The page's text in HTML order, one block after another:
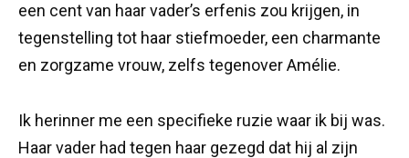
een cent van haar vader’s erfenis zou krijgen, in
tegenstelling tot haar stiefmoeder, een charmante
en zorgzame vrouw, zelfs tegenover Amélie.
Ik herinner me een specifieke ruzie waar ik bij was.
Haar vader had tegen haar gezegd dat hij al zijn